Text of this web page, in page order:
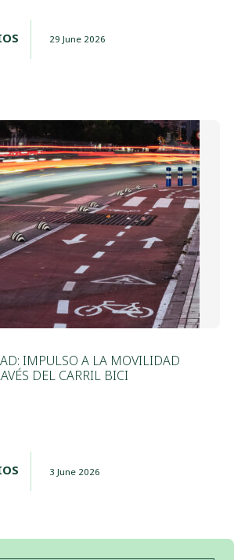
29 June 2026
IMPULSO A LA MOVILIDAD
DEL CARRIL BICI
3 June 2026